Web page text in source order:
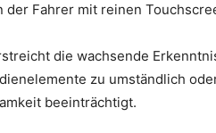
Fahrer mit reinen
die wachsende
zu umständlich
beeinträchtigt.